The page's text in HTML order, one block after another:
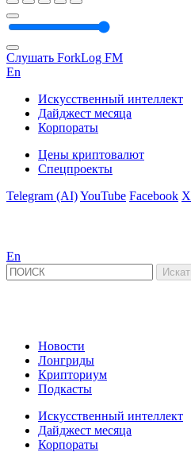
Слушать ForkLog FM
En
Искусственный интеллект
Дайджест месяца
Корпораты
Цены криптовалют
Спецпроекты
Telegram (AI)YouTube Facebook X
En
Новости
Лонгриды
Крипториум
Подкасты
Искусственный интеллект
Дайджест месяца
Корпораты